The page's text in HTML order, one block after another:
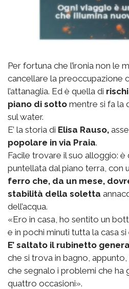
Per fortuna che l’ironia non le
cancellare la preoccupazione
l’attanaglia. Ed è quella di
piano di sotto mentre si fa la
sul water.
E’ la storia di Elisa Rauso,
popolare in via Praia.
Facile trovare il suo alloggio:
puntellata dal piano terra, con
ferro che, da un mese,
stabilità della soletta
dell’acqua.
«Ero in casa, ho sentito un
e in pochi minuti tutta la casa
E’ saltato il rubinetto
che si trova in bagno,
che segnalo i problemi che ha
quattro occasioni».